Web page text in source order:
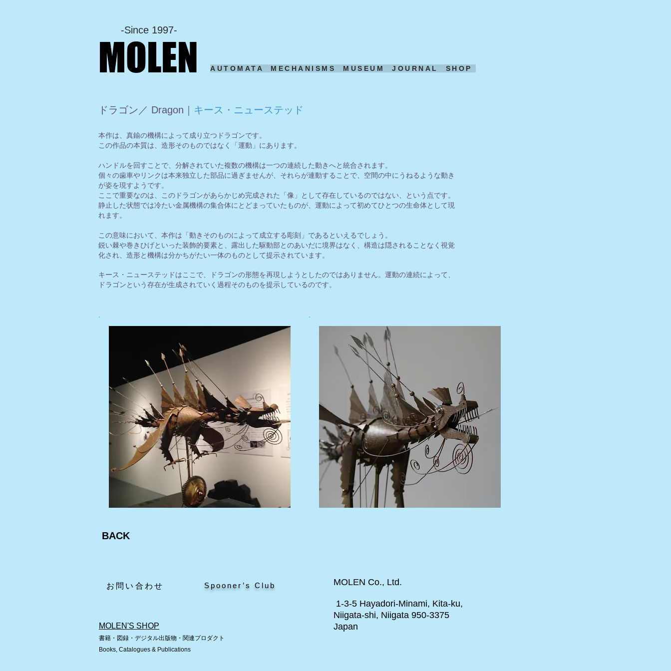
-Since 1997-
MOLEN AUTOMATA MECHANISMS MUSEUM JOURNAL SHOP
ドラゴン／ Dragon｜ キース・ニューステッド
本作は、真鍮の機構によって成り立つドラゴンです。
この作品の本質は、造形そのものではなく「運動」にあります。
ハンドルを回すことで、分解されていた複数の機構は一つの連続した動きへと統合されます。
個々の歯車やリンクは本来独立した部品に過ぎませんが、それらが連動することで、空間の中にうねるような動き
が姿を現すようです。
ここで重要なのは、このドラゴンがあらかじめ完成された「像」として存在しているのではない、という点です。
静止した状態では冷たい金属機構の集合体にとどまっていたものが、運動によって初めてひとつの生命体として現
れます。
この意味において、本作は「動きそのものによって成立する彫刻」であるといえるでしょう。
鋭い棘や巻きひげといった装飾的要素と、露出した駆動部とのあいだに境界はなく、構造は隠されることなく視覚
化され、造形と機構は分かちがたい一体のものとして提示されています。
キース・ニューステッドはここで、ドラゴンの形態を再現しようとしたのではありません。運動の連続によって、
ドラゴンという存在が生成されていく過程そのものを提示しているのです。
BACK
​お問い合わせ Spooner’s Club
MOLEN'S SHOP
書籍・図録・デジタル出版物・関連プロダクト
Books, Catalogues & Publications
MOLEN Co., Ltd.
1-3-5 Hayadori-Minami, Kita-ku,
Niigata-shi, Niigata 950-3375
Japan